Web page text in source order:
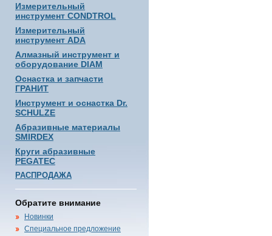
Измерительный
инструмент CONDTROL
Измерительный
инструмент ADA
Алмазный инструмент и
оборудование DIAM
Оснастка и запчасти
ГРАНИТ
Инструмент и оснастка Dr.
SCHULZE
Абразивные материалы
SMIRDEX
Круги абразивные
PEGATEC
РАСПРОДАЖА
Обратите внимание
Новинки
Специальное предложение